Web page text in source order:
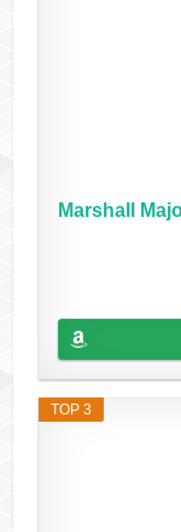
Marshall
TOP 3